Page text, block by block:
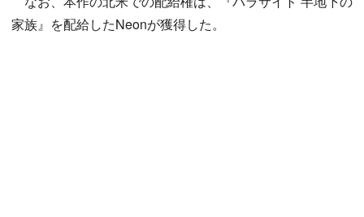
家族』を配給したNeonが獲得した。